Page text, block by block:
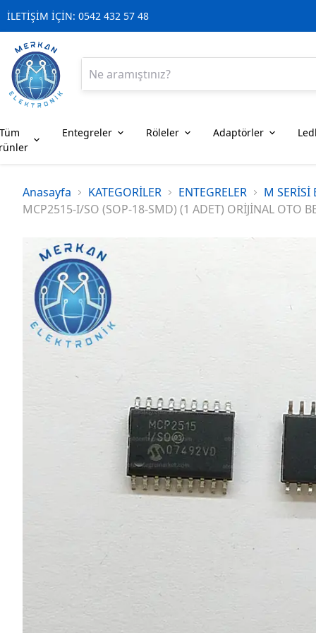
İLETİŞİM İÇİN: 0542 432 57 48
Tüm
ENTEGRELER RÖLELER
AIRBAG
Entegreler
A SERİSİ
L SERİSİ
U SERİSİ
Z SERİSİ
Röleler
Röle
Adaptörler
Entegre
Led
Gösterge
SMD
Airbag
LCD
Tamir
SENSÖR
Buton
Anasayfa KATEGORİLER ENTEGRELER
M SERİSİ
MCP2515-I/SO (SOP-18-SMD) (1 ADET) ORİJİNAL OTO